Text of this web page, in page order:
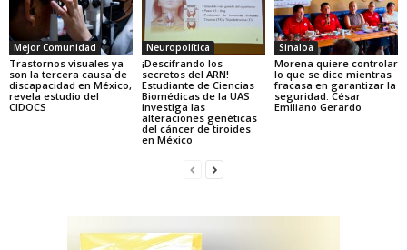
Mejor Comunidad
Trastornos visuales ya
son la tercera causa de
discapacidad en México,
revela estudio del
CIDOCS
Neuropolítica
¡Descifrando los
secretos del ARN!
Estudiante de Ciencias
Biomédicas de la UAS
investiga las
alteraciones genéticas
del cáncer de tiroides
en México
Sinaloa
Morena quiere controlar
lo que se dice mientras
fracasa en garantizar la
seguridad: César
Emiliano Gerardo